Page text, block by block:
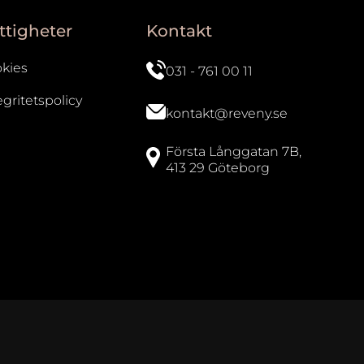
Kontakt
031 - 761 00 11
kontakt@reveny.se
Första Långgatan 7B,
413 29 Göteborg